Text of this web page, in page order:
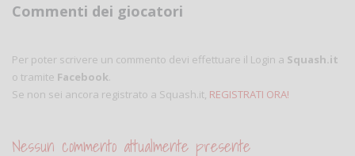
Commenti dei giocatori
Per poter scrivere un commento devi effettuare il Login a Squash.it
o tramite Facebook
Se non sei ancora registrato a Squash.it, REGISTRATI ORA!
Nessun commento attualmente presente